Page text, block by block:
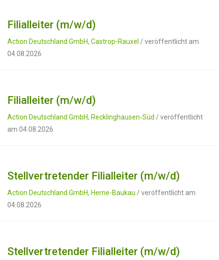
Filialleiter (m/w/d)
Action Deutschland GmbH, Castrop-Rauxel / veröffentlicht am
04.08.2026
Filialleiter (m/w/d)
Action Deutschland GmbH, Recklinghausen-Süd / veröffentlicht
am 04.08.2026
Stellvertretender Filialleiter (m/w/d)
Action Deutschland GmbH, Herne-Baukau / veröffentlicht am
04.08.2026
Stellvertretender Filialleiter (m/w/d)